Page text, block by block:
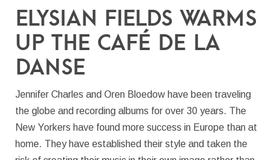
Elysian Fields warms
up the Café de la
Danse
Jennifer Charles and Oren Bloedow have been traveling
the globe and recording albums for over 30 years. The
New Yorkers have found more success in Europe than at
home. They have established their style and taken the